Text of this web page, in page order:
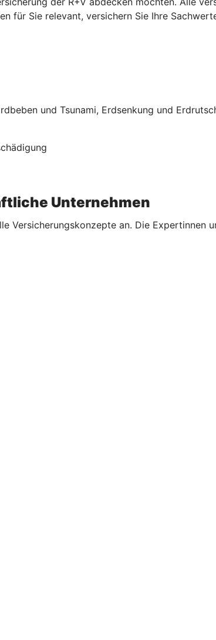
für Sie relevant, versichern Sie Ihre
und Tsunami, Erdsenkung und
Unternehmen
Versicherungskonzepte an. Die Expertinnen